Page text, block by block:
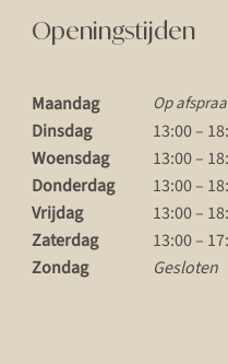
Openingstijden
Maandag Op
Dinsdag
13:00 –
Woensdag
13:00 –
Donderdag
13:00 –
Vrijdag
13:00 –
Zaterdag
13:00 –
Zondag
Gesloten